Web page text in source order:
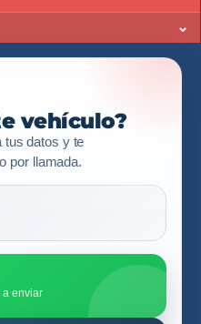
⌄
vehículo?
tus datos y te
por llamada.
a enviar